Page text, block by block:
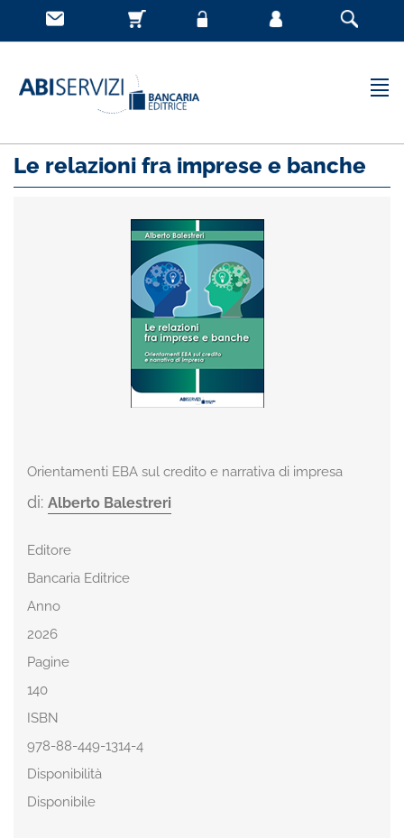
Le relazioni fra imprese e banche
Orientamenti EBA sul credito e narrativa di impresa
di: Alberto Balestreri
Editore
Bancaria Editrice
Anno
2026
Pagine
140
ISBN
978-88-449-1314-4
Disponibilità
Disponibile